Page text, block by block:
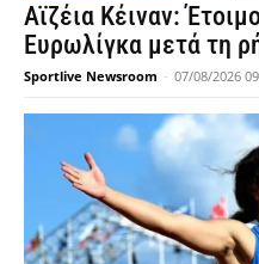
Αϊζέια Κέιναν:
Ευρωλίγκα μετά τη
Sportlive Newsroom - 07/08/2026